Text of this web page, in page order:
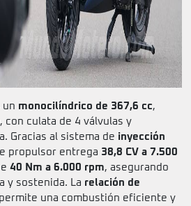
un monocilíndrico de 367,6 cc,
culata de 4 válvulas y
Gracias al sistema de inyección
propulsor entrega 38,8 CV a 7.500
40 Nm a 6.000 rpm, asegurando
y sostenida. La relación de
permite una combustión eficiente y